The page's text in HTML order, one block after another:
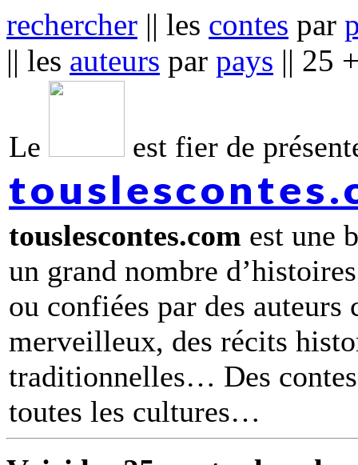
rechercher || les contes par
|| les auteurs par pays || 25
Le est fier de
touslescontes.com est une
un grand nombre
ou confiées par des
merveilleux, des récits
traditionnelles… Des
toutes les cultures